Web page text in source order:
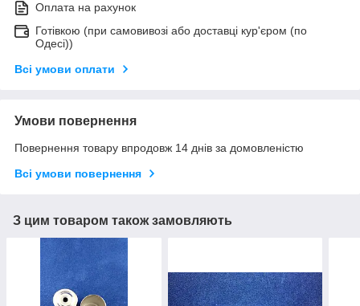
Оплата на рахунок
Готівкою (при самовивозі або доставці кур'єром (по
Одесі))
Всі умови оплати
Умови повернення
Повернення товару впродовж 14 днів за домовленістю
Всі умови повернення
З цим товаром також замовляють